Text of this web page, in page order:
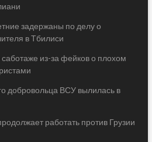
задержаны по делу о
в Тбилиси
из-за фейков о плохом
добровольца ВСУ вылилась в
работать против Грузии